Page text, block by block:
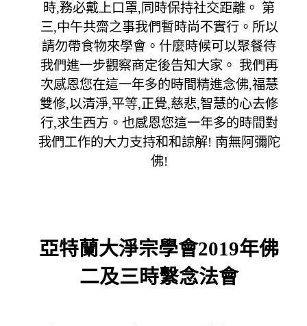
時,務必戴上口罩,同時保持社交距離。 第
三,中午共齋之事我們暫時尚不實行。所以
請勿帶食物來學會。什麼時候可以聚餐待
我們進一步觀察商定後告知大家。 我們再
次感恩您在這一年多的時間精進念佛,福慧
雙修,以清淨,平等,正覺,慈悲,智慧的心去修
行,求生西方。也感恩您這一年多的時間對
我們工作的大力支持和和諒解! 南無阿彌陀
佛!
亞特蘭大淨宗學會2019年佛
二及三時繫念法會